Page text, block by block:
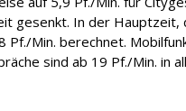
gesenkt. In der Hauptzeit,
Min. berechnet.
sind ab 19 Pf./Min. in